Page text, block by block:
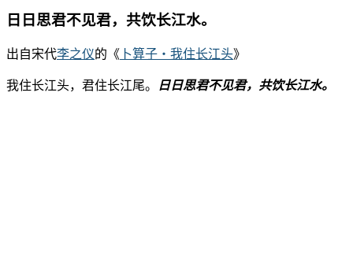
日日思君不见君，共饮长江水。
出自宋代李之仪的《 卜算子・我住长江头》
我住长江头，君住长江尾。 日日思君不见君，共饮长江水。